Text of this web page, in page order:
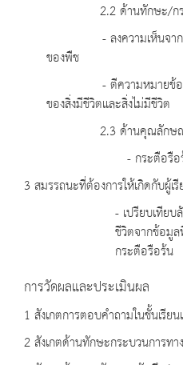
2.2 ด้านทักษะ/กระบ
- ลงความเห็นจากข้อ
ของพืช
- ตีความหมายข้อมูลแ
ของสิ่งมีชีวิตและสิ่งไม่มีชีวิต
2.3 ด้านคุณลักษณะ เ
- กระตือรื
3 สมรรถนะที่ต้องการให้เกิดกับผู้เ
- เปรียบเทีย
ชีวิตจากข้อมู
กระตือรือร้น
การวัดผลและประเมินผล
1 สังเกตการตอบคำถามในชั้นเรีย
2 สังเกตด้านทักษะกระบวนการท